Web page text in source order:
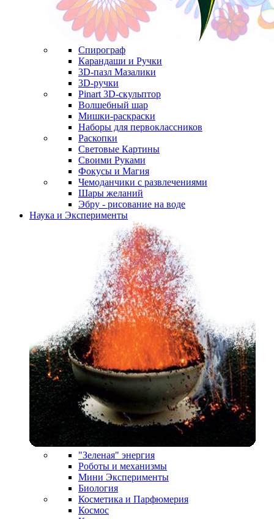
Спирограф
Карандаши и Ручки
3D-пазл Мазалики
3D-ручки
Pinart 3D-скульптор
Волшебный шар
Мишки-раскраски
Наборы для первоклассников
Раскопки
Световые Картины
Своими Руками
Фокусы и Магия
Чемоданчики с развлечениями
Шары желаний
Эбру - рисование на воде
Наука и Эксперименты
"Зеленая" энергия
Роботы и механизмы
Мини Эксперименты
Биология
Косметика и Парфюмерия
Космос